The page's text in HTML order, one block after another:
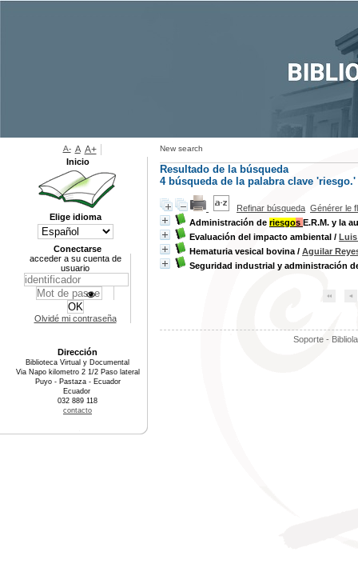
New search
Resultado de la búsqueda
4búsqueda de la palabra clave 'riesgo.'
Refinar búsqueda Générer le
Administración de riesgos E.R.M. y la
Evaluación del impacto ambiental / Luis
Hematuria vesical bovina / Aguilar
Seguridad industrial y administración
Soporte -
A- A A+
Inicio
Elige idioma
Conectarse
acceder a su cuenta de
usuario
Olvidé mi contraseña
Dirección
Biblioteca Virtual y Documental
Via Napo kilometro 2 1/2 Paso lateral
Puyo - Pastaza - Ecuador
Ecuador
032 889 118
contacto